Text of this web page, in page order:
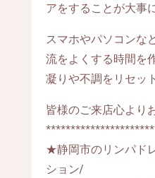
アをすることが大事
スマホやパソコンな
流をよくする時間を
凝りや不調をリセッ
皆様のご来店心より
★静岡市のリンパド
ション/